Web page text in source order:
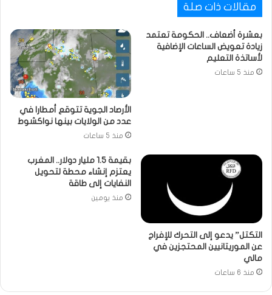
مقالات ذات صلة
بعشرة أضعاف.. الحكومة تعتمد
زيادة تعويض الساعات الإضافية
لأساتذة التعليم
منذ 5 ساعات
الأرصاد الجوية تتوقع أمطارا في
عدد من الولايات بينها نواكشوط
منذ 5 ساعات
التكتل” يدعو إلى التحرك للإفراج
عن الموريتانيين المحتجزين في
مالي
منذ 6 ساعات
بقيمة 1.5 مليار دولار.. المغرب
يعتزم إنشاء محطة لتحويل
النفايات إلى طاقة
منذ يومين